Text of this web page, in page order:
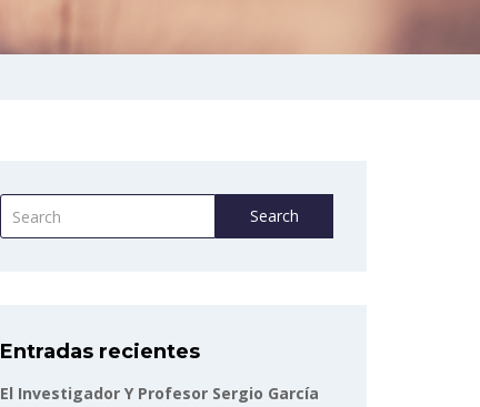
Search
Entradas recientes
El Investigador Y Profesor Sergio García